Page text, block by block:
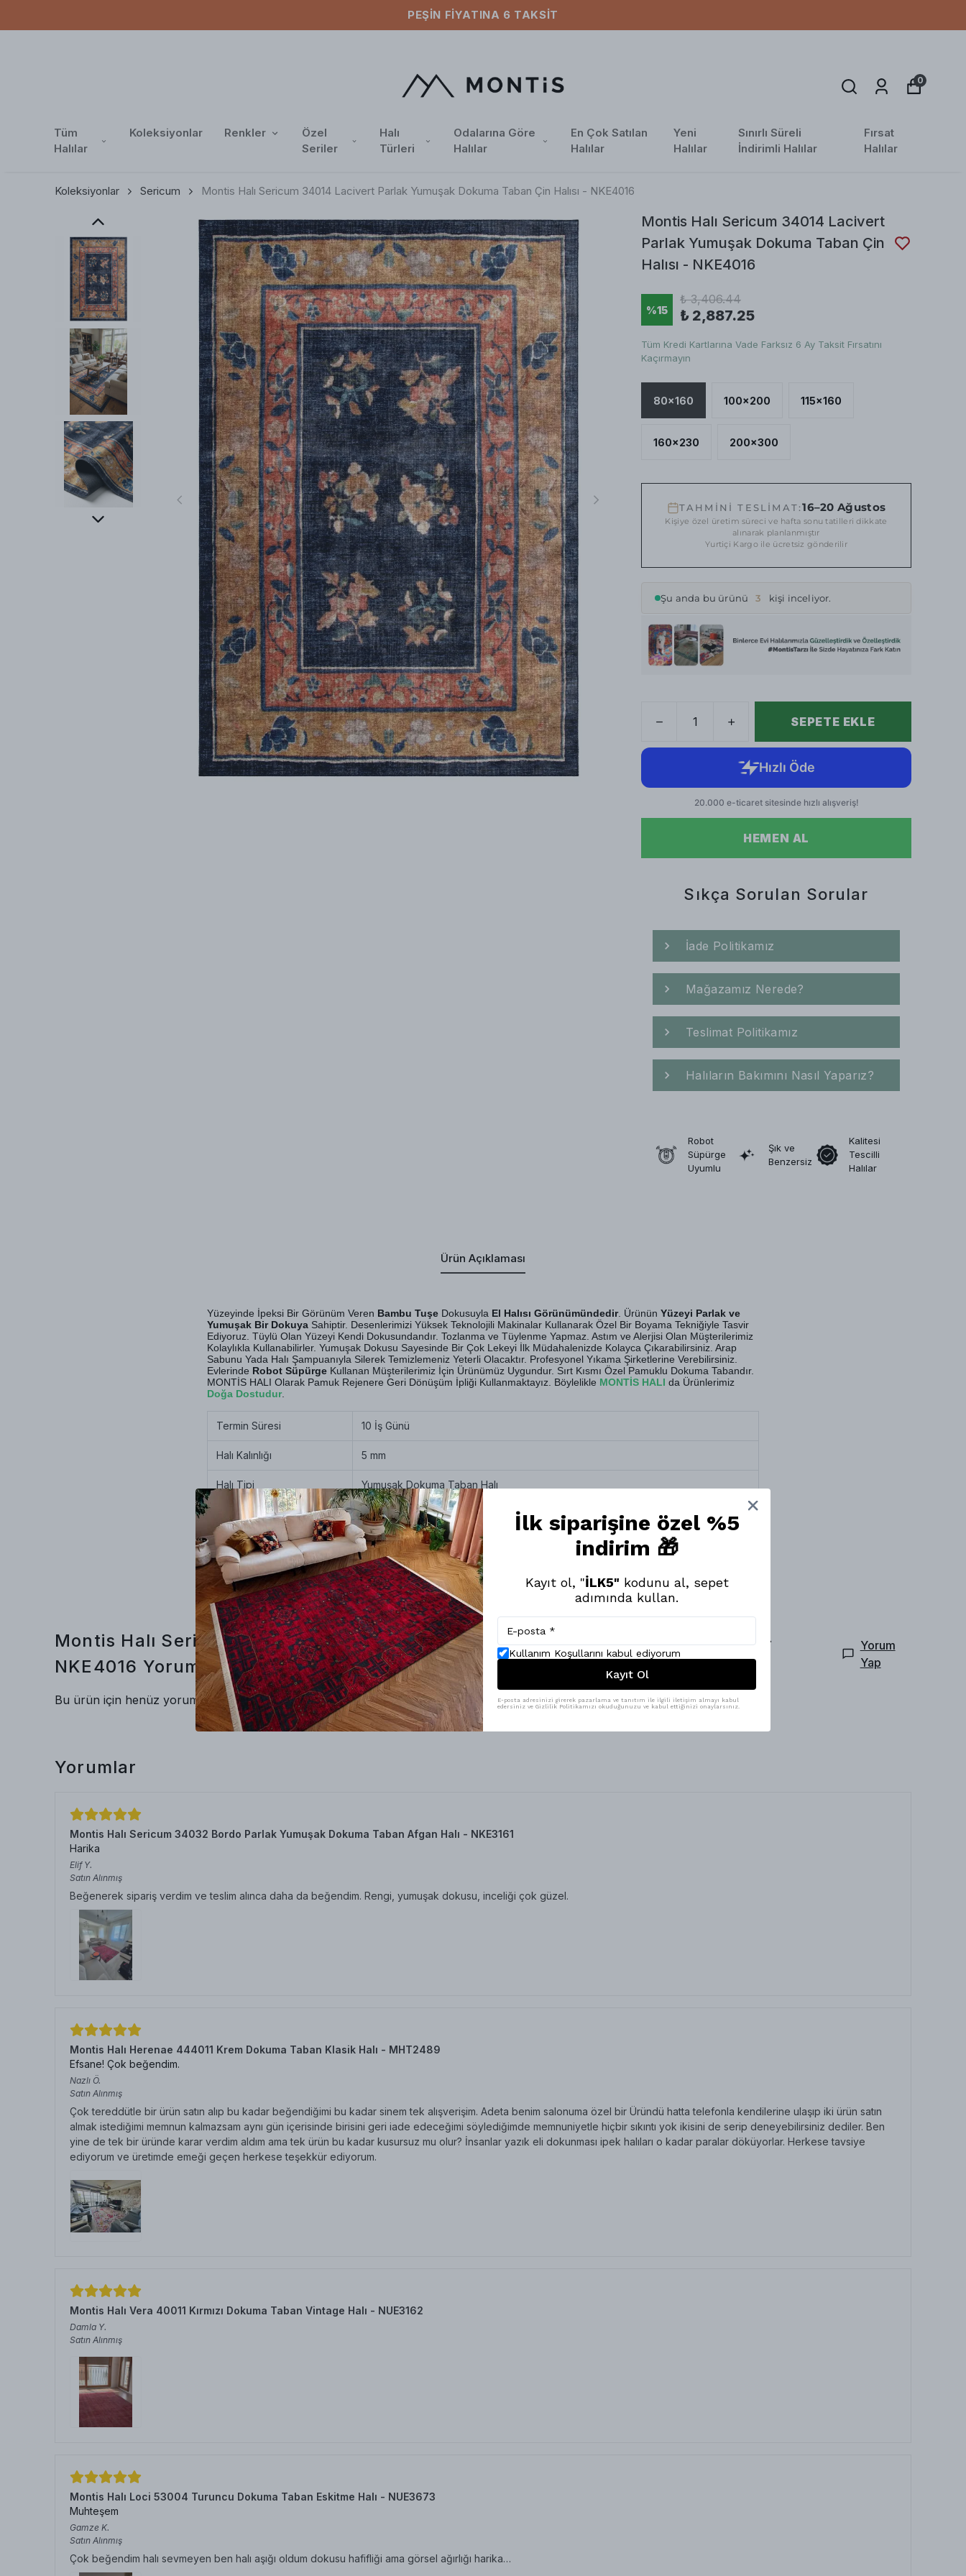
ÜCRETSIZ KARGO
Tüm
Halılar
Koleksiyonlar Renkler
Özel
Seriler
Halı
Türleri
Odalarına Göre
Halılar
En Çok Satılan
Halılar
Yeni
Halılar
Sınırlı Süreli
İndirimli Halılar
Fırsat
Halılar
0
Koleksiyonlar Sericum Montis Halı Sericum 34014 Lacivert Parlak Yumuşak Dokuma Taban Çin Halısı - NKE4016
Montis Halı Sericum 34014 Lacivert
Parlak Yumuşak Dokuma Taban Çin
Halısı - NKE4016
%15
₺ 3,406.44
₺ 2,887.25
Tüm Kredi Kartlarına Vade Farksız 6 Ay Taksit Fırsatını
Kaçırmayın
80x160 100x200 115x160
160x230 200x300
TAHMİNİ TESLİMAT:16–20 Ağustos
Kişiye özel üretim süreci ve hafta sonu tatilleri dikkate
alınarak planlanmıştır
Yurtiçi Kargo ile ücretsiz gönderilir
Şu anda bu ürünü 3 kişi inceliyor.
SEPETE EKLE
HEMEN AL
Sıkça Sorulan Sorular
İade Politikamız
Mağazamız Nerede?
Teslimat Politikamız
Halıların Bakımını Nasıl Yaparız?
Robot
Süpürge
Uyumlu
Şık ve
Benzersiz
Kalitesi
Tescilli
Halılar
Ürün Açıklaması
Yüzeyinde İpeksi Bir Görünüm Veren Bambu Tuşe Dokusuyla El Halısı Görünümündedir. Ürünün Yüzeyi Parlak ve
Yumuşak Bir Dokuya Sahiptir. Desenlerimizi Yüksek Teknolojili Makinalar Kullanarak Özel Bir Boyama Tekniğiyle Tasvir
Ediyoruz. Tüylü Olan Yüzeyi Kendi Dokusundandır. Tozlanma ve Tüylenme Yapmaz. Astım ve Alerjisi Olan Müşterilerimiz
Kolaylıkla Kullanabilirler. Yumuşak Dokusu Sayesinde Bir Çok Lekeyi İlk Müdahalenizde Kolayca Çıkarabilirsiniz. Arap
Sabunu Yada Halı Şampuanıyla Silerek Temizlemeniz Yeterli Olacaktır. Profesyonel Yıkama Şirketlerine Verebilirsiniz.
Evlerinde Robot Süpürge Kullanan Müşterilerimiz İçin Ürünümüz Uygundur. Sırt Kısmı Özel Pamuklu Dokuma Tabandır.
MONTİS HALI Olarak Pamuk Rejenere Geri Dönüşüm İpliği Kullanmaktayız. Böylelikle MONTİS HALI da Ürünlerimiz
Doğa Dostudur.
Termin Süresi 10 İş Günü
Halı Kalınlığı 5 mm
Halı Tipi Yumuşak Dokuma Taban Halı
Yıkama & Bakım Robot Süpürge, Silinebilir ve Profesyonel Temizlik
İplik Çeşitleri Pamuk, Polyester
Montis Halı Sericum 34014 Lacivert Parlak Yumuşak Dokuma Taban Çin Halısı -
NKE4016 Yorumlar
Yorum
Yap
Bu ürün için henüz yorum yapılmamış.
Yorumlar
Montis Halı Sericum 34032 Bordo Parlak Yumuşak Dokuma Taban Afgan Halı - NKE3161
Harika
Elif Y.
Satın Alınmış
Beğenerek sipariş verdim ve teslim alınca daha da beğendim. Rengi, yumuşak dokusu, inceliği çok güzel.
Montis Halı Herenae 444011 Krem Dokuma Taban Klasik Halı - MHT2489
Efsane! Çok beğendim.
Nazlı Ö.
Satın Alınmış
Çok tereddütle bir ürün satın alıp bu kadar beğendiğimi bu kadar sinem tek alışverişim. Adeta benim salonuma özel bir Üründü hatta telefonla kendilerine ulaşıp iki ürün satın
almak istediğimi memnun kalmazsam aynı gün içerisinde birisini geri iade edeceğimi söylediğimde memnuniyetle hiçbir sıkıntı yok ikisini de serip deneyebilirsiniz dediler. Ben
yine de tek bir üründe karar verdim aldım ama tek ürün bu kadar kusursuz mu olur? İnsanlar yazık eli dokunması ipek halıları o kadar paralar döküyorlar. Herkese tavsiye
ediyorum ve üretimde emeği geçen herkese teşekkür ediyorum.
Montis Halı Vera 40011 Kırmızı Dokuma Taban Vintage Halı - NUE3162
Damla Y.
Satın Alınmış
Montis Halı Loci 53004 Turuncu Dokuma Taban Eskitme Halı - NUE3673
Muhteşem
Gamze K.
Satın Alınmış
Çok beğendim halı sevmeyen ben halı aşığı oldum dokusu hafifliği ama görsel ağırlığı harika…
İlk siparişine özel %5
indirim 🎁
Kayıt ol, "İLK5" kodunu al, sepet
adımında kullan.
Kullanım Koşullarını kabul ediyorum
Kayıt Ol
E-posta adresinizi girerek pazarlama ve tanıtım ile ilgili iletişim almayı kabul
edersiniz ve Gizlilik Politikamızı okuduğunuzu ve kabul ettiğinizi onaylarsınız.